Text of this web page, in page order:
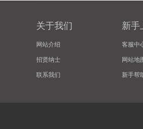
关于我们
网站介绍
招贤纳士
联系我们
新手
客服中
网站地
新手帮